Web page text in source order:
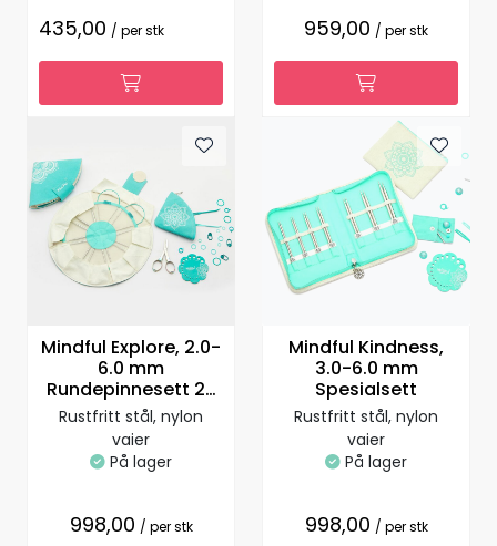
435,00 / per stk 959,00 / per stk
Mindful Explore, 2.0-
6.0 mm
Rundepinnesett 25
cm
Rustfritt stål, nylon
vaier
På lager
998,00 / per stk
Mindful Kindness,
3.0-6.0 mm
Spesialsett
Rustfritt stål, nylon
vaier
På lager
998,00 / per stk